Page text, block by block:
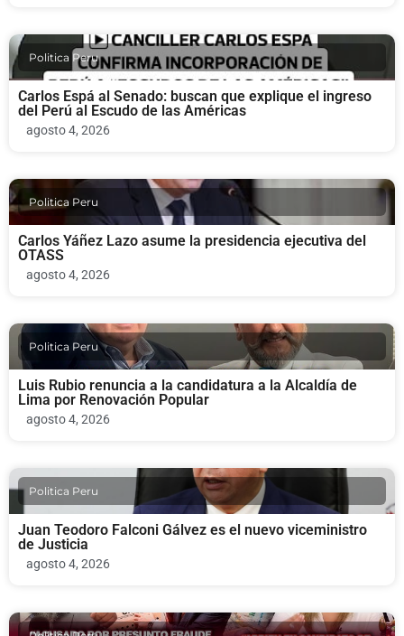
Politica Peru
Carlos Espá al Senado: buscan que explique el ingreso
del Perú al Escudo de las Américas
agosto 4, 2026
Politica Peru
Carlos Yáñez Lazo asume la presidencia ejecutiva del
OTASS
agosto 4, 2026
Politica Peru
Luis Rubio renuncia a la candidatura a la Alcaldía de
Lima por Renovación Popular
agosto 4, 2026
Politica Peru
Juan Teodoro Falconi Gálvez es el nuevo viceministro
de Justicia
agosto 4, 2026